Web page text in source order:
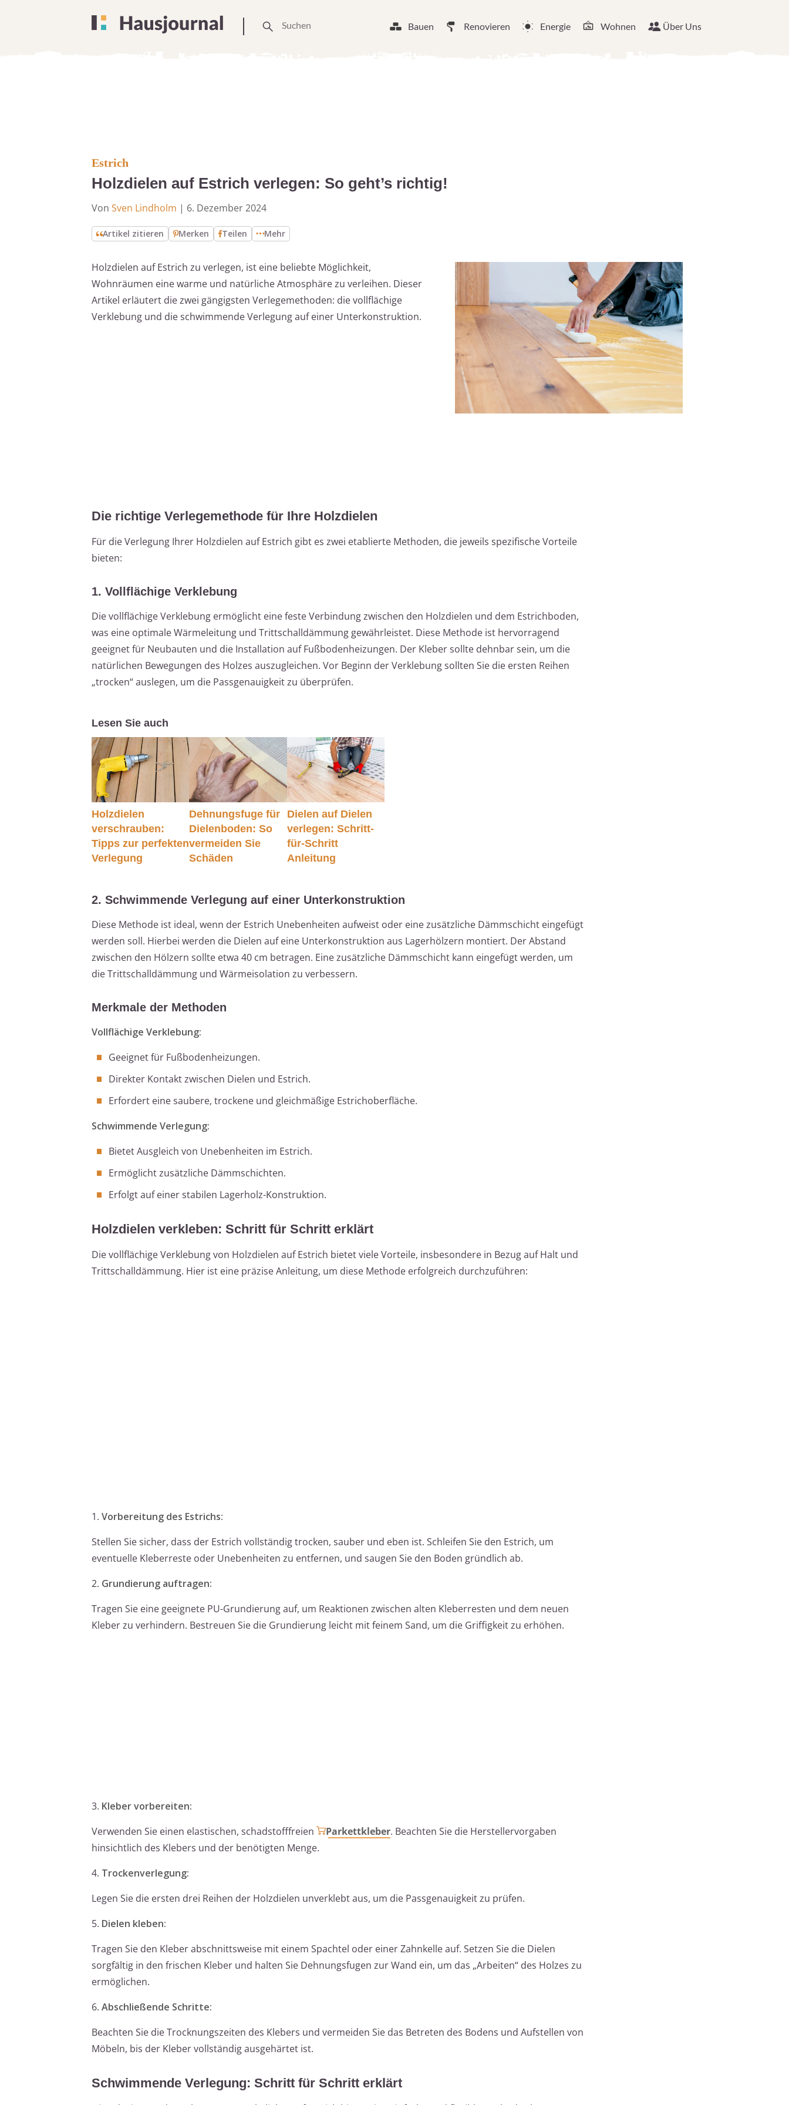
Bauen Renovieren Energie Wohnen Über Uns
Estrich
Holzdielen auf Estrich verlegen: So geht’s richtig!
Von Sven Lindholm | 6. Dezember 2024
Artikel zitieren Merken Teilen Mehr
Holzdielen auf Estrich zu verlegen, ist eine beliebte Möglichkeit,
Wohnräumen eine warme und natürliche Atmosphäre zu verleihen. Dieser
Artikel erläutert die zwei gängigsten Verlegemethoden: die vollflächige
Verklebung und die schwimmende Verlegung auf einer Unterkonstruktion.
Die richtige Verlegemethode für Ihre Holzdielen
Für die Verlegung Ihrer Holzdielen auf Estrich gibt es zwei etablierte Methoden, die jeweils spezifische Vorteile
bieten:
1. Vollflächige Verklebung
Die vollflächige Verklebung ermöglicht eine feste Verbindung zwischen den Holzdielen und dem Estrichboden,
was eine optimale Wärmeleitung und Trittschalldämmung gewährleistet. Diese Methode ist hervorragend
geeignet für Neubauten und die Installation auf Fußbodenheizungen. Der Kleber sollte dehnbar sein, um die
natürlichen Bewegungen des Holzes auszugleichen. Vor Beginn der Verklebung sollten Sie die ersten Reihen
„trocken“ auslegen, um die Passgenauigkeit zu überprüfen.
Lesen Sie auch
Holzdielen
verschrauben:
Tipps zur perfekten
Verlegung
Dehnungsfuge für
Dielenboden: So
vermeiden Sie
Schäden
Dielen auf Dielen
verlegen: Schritt-
für-Schritt
Anleitung
2. Schwimmende Verlegung auf einer Unterkonstruktion
Diese Methode ist ideal, wenn der Estrich Unebenheiten aufweist oder eine zusätzliche Dämmschicht eingefügt
werden soll. Hierbei werden die Dielen auf eine Unterkonstruktion aus Lagerhölzern montiert. Der Abstand
zwischen den Hölzern sollte etwa 40 cm betragen. Eine zusätzliche Dämmschicht kann eingefügt werden, um
die Trittschalldämmung und Wärmeisolation zu verbessern.
Merkmale der Methoden
Vollflächige Verklebung:
Geeignet für Fußbodenheizungen.
Direkter Kontakt zwischen Dielen und Estrich.
Erfordert eine saubere, trockene und gleichmäßige Estrichoberfläche.
Schwimmende Verlegung:
Bietet Ausgleich von Unebenheiten im Estrich.
Ermöglicht zusätzliche Dämmschichten.
Erfolgt auf einer stabilen Lagerholz-Konstruktion.
Holzdielen verkleben: Schritt für Schritt erklärt
Die vollflächige Verklebung von Holzdielen auf Estrich bietet viele Vorteile, insbesondere in Bezug auf Halt und
Trittschalldämmung. Hier ist eine präzise Anleitung, um diese Methode erfolgreich durchzuführen:
1. Vorbereitung des Estrichs:
Stellen Sie sicher, dass der Estrich vollständig trocken, sauber und eben ist. Schleifen Sie den Estrich, um
eventuelle Kleberreste oder Unebenheiten zu entfernen, und saugen Sie den Boden gründlich ab.
2. Grundierung auftragen:
Tragen Sie eine geeignete PU-Grundierung auf, um Reaktionen zwischen alten Kleberresten und dem neuen
Kleber zu verhindern. Bestreuen Sie die Grundierung leicht mit feinem Sand, um die Griffigkeit zu erhöhen.
3. Kleber vorbereiten:
Verwenden Sie einen elastischen, schadstofffreien
Parkettkleber. Beachten Sie die Herstellervorgaben
hinsichtlich des Klebers und der benötigten Menge.
4. Trockenverlegung:
Legen Sie die ersten drei Reihen der Holzdielen unverklebt aus, um die Passgenauigkeit zu prüfen.
5. Dielen kleben:
Tragen Sie den Kleber abschnittsweise mit einem Spachtel oder einer Zahnkelle auf. Setzen Sie die Dielen
sorgfältig in den frischen Kleber und halten Sie Dehnungsfugen zur Wand ein, um das „Arbeiten“ des Holzes zu
ermöglichen.
6. Abschließende Schritte:
Beachten Sie die Trocknungszeiten des Klebers und vermeiden Sie das Betreten des Bodens und Aufstellen von
Möbeln, bis der Kleber vollständig ausgehärtet ist.
Schwimmende Verlegung: Schritt für Schritt erklärt